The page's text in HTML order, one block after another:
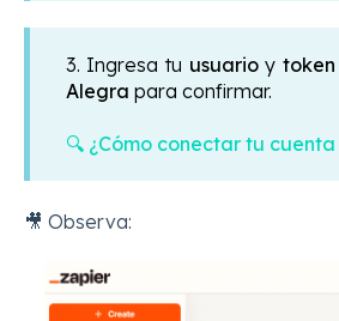
3. Ingresa tu usuarioy
Alegra para confirmar.
🔍 ¿Cómo conectar tu
🎥 Observa: